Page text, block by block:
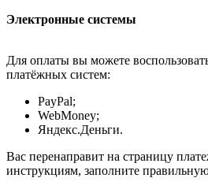
Электронные системы
Для оплаты вы можете
платёжных систем:
PayPal;
WebMoney;
Яндекс.Деньги.
Вас перенаправит на страницу
инструкциям, заполните